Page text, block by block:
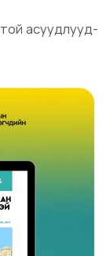
асуудлууд-